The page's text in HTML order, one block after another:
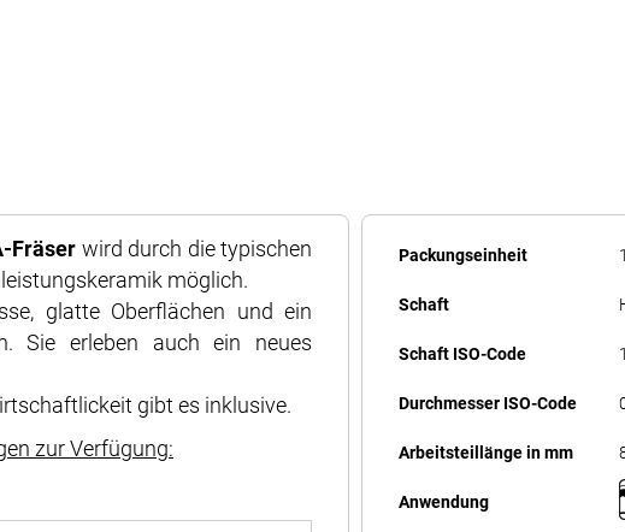
Fräser wird durch die typischen
möglich.
glatte Oberflächen und ein
Sie erleben auch ein neues
gibt es inklusive.
zur Verfügung:
Mehr
Packungseinheit 1
Schaft
Schaft ISO-Code
Durchmesser ISO-Code
Arbeitsteillänge in mm
Anwendung